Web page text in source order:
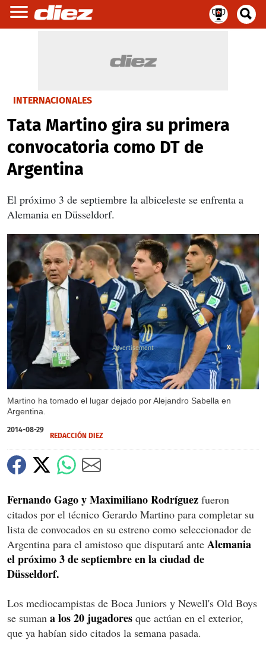
INTERNACIONALES
Tata Martino gira su primera
convocatoria como DT de
Argentina
El próximo 3 de septiembre la albiceleste se enfrenta a
Alemania en Düsseldorf.
Martino ha tomado el lugar dejado por Alejandro Sabella en
Argentina.
X
2014-08-29
REDACCIÓN DIEZ
Fernando Gago y Maximiliano Rodríguez fueron
citados por el técnico Gerardo Martino para completar su
lista de convocados en su estreno como seleccionador de
Argentina para el amistoso que disputará ante Alemania
el próximo 3 de septiembre en la ciudad de
Düsseldorf.
Los mediocampistas de Boca Juniors y Newell's Old Boys
se suman a los 20 jugadores que actúan en el exterior,
que ya habían sido citados la semana pasada.